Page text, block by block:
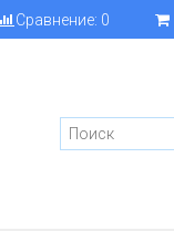
Сравнение: 0